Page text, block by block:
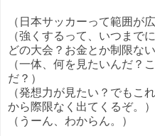
（日本サッカーって範囲が
（強くするって、いつまで
どの大会？お金とか制限ない
（一体、何を見たいんだ？
だ？）
（発想力が見たい？でもこ
から際限なく出てくるぞ。）
（うーん、わからん。）